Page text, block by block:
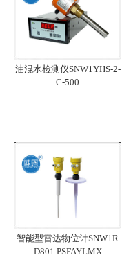
油混水检测仪SNW1YHS-2-
C-500
智能型雷达物位计SNW1R
D801 PSFAYLMX